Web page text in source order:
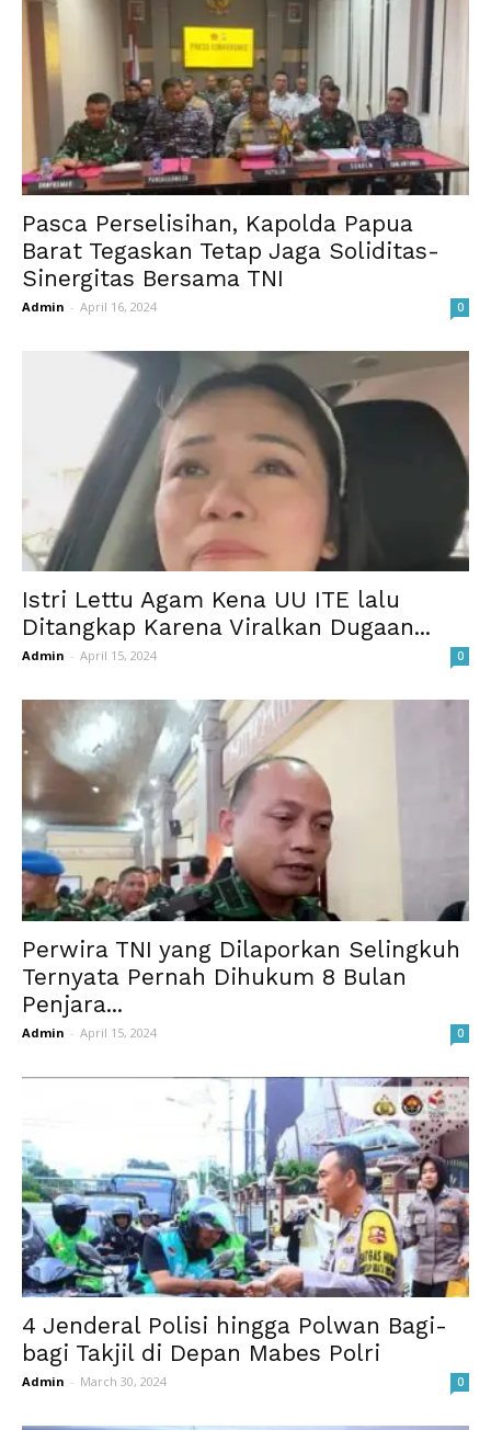
Pasca Perselisihan, Kapolda Papua
Barat Tegaskan Tetap Jaga Soliditas-
Sinergitas Bersama TNI
Admin - April 16, 2024 0
Istri Lettu Agam Kena UU ITE lalu
Ditangkap Karena Viralkan Dugaan...
Admin - April 15, 2024 0
Perwira TNI yang Dilaporkan Selingkuh
Ternyata Pernah Dihukum 8 Bulan
Penjara...
Admin - April 15, 2024 0
4 Jenderal Polisi hingga Polwan Bagi-
bagi Takjil di Depan Mabes Polri
Admin - March 30, 2024 0